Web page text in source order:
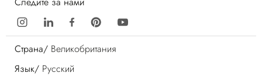
Страна/ Великобритания
Язык/ Русский